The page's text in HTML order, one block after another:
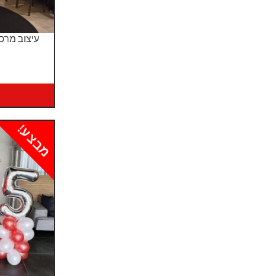
עיצוב
מבצע!